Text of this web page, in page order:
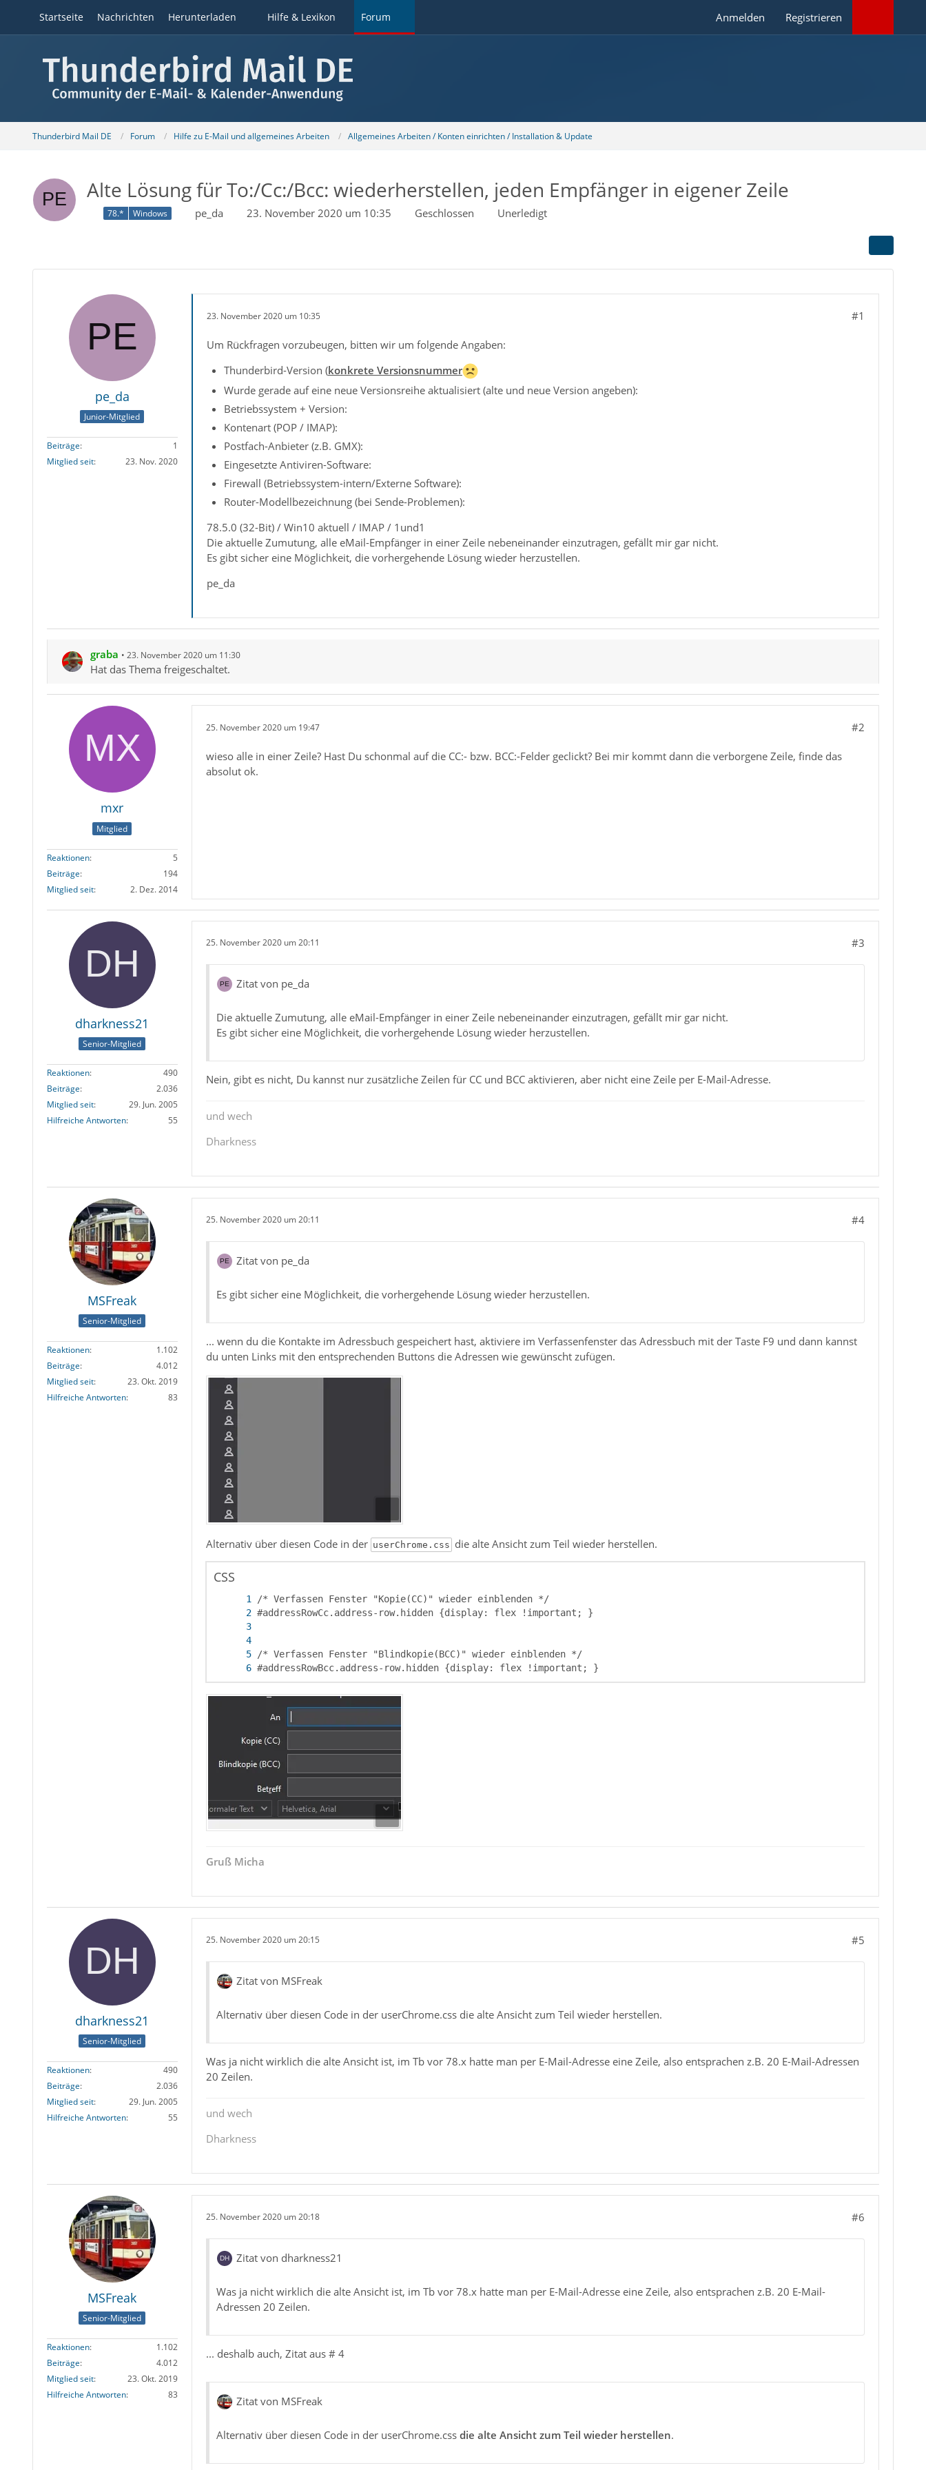
Startseite Nachrichten Herunterladen Hilfe & Lexikon Forum Anmelden Registrieren
Thunderbird Mail DE Forum Hilfe zu E-Mail und allgemeines Arbeiten Allgemeines Arbeiten / Konten einrichten / Installation & Update
Alte Lösung für To:/Cc:/Bcc: wiederherstellen, jeden Empfänger in eigener Zeile
78.* Windows pe_da 23. November 2020 um 10:35 Geschlossen Unerledigt
pe_da
Junior-Mitglied
Beiträge
1
Mitglied seit
23. Nov. 2020
23. November 2020 um 10:35 #1
Um Rückfragen vorzubeugen, bitten wir um folgende Angaben:
Thunderbird-Version (konkrete Versionsnummer
Wurde gerade auf eine neue Versionsreihe aktualisiert (alte und neue Version angeben):
Betriebssystem + Version:
Kontenart (POP / IMAP):
Postfach-Anbieter (z.B. GMX):
Eingesetzte Antiviren-Software:
Firewall (Betriebssystem-intern/Externe Software):
Router-Modellbezeichnung (bei Sende-Problemen):
78.5.0 (32-Bit) / Win10 aktuell / IMAP / 1und1
Die aktuelle Zumutung, alle eMail-Empfänger in einer Zeile nebeneinander einzutragen, gefällt mir gar nicht.
Es gibt sicher eine Möglichkeit, die vorhergehende Lösung wieder herzustellen.
pe_da
graba 23. November 2020 um 11:30
Hat das Thema freigeschaltet.
mxr
Mitglied
Reaktionen
5
Beiträge
194
Mitglied seit
2. Dez. 2014
25. November 2020 um 19:47 #2
wieso alle in einer Zeile? Hast Du schonmal auf die CC:- bzw. BCC:-Felder geclickt? Bei mir kommt dann die verborgene Zeile, finde das
absolut ok.
dharkness21
Senior-Mitglied
Reaktionen
490
Beiträge
2.036
Mitglied seit
29. Jun. 2005
Hilfreiche Antworten
55
25. November 2020 um 20:11 #3
Zitat von pe_da
Die aktuelle Zumutung, alle eMail-Empfänger in einer Zeile nebeneinander einzutragen, gefällt mir gar nicht.
Es gibt sicher eine Möglichkeit, die vorhergehende Lösung wieder herzustellen.
Nein, gibt es nicht, Du kannst nur zusätzliche Zeilen für CC und BCC aktivieren, aber nicht eine Zeile per E-Mail-Adresse.
und wech
Dharkness
MSFreak
Senior-Mitglied
Reaktionen
1.102
Beiträge
4.012
Mitglied seit
23. Okt. 2019
Hilfreiche Antworten
83
25. November 2020 um 20:11 #4
Zitat von pe_da
Es gibt sicher eine Möglichkeit, die vorhergehende Lösung wieder herzustellen.
... wenn du die Kontakte im Adressbuch gespeichert hast, aktiviere im Verfassenfenster das Adressbuch mit der Taste F9 und dann kannst
du unten Links mit den entsprechenden Buttons die Adressen wie gewünscht zufügen.
Alternativ über diesen Code in der userChrome.css die alte Ansicht zum Teil wieder herstellen.
CSS
/* Verfassen Fenster "Kopie(CC)" wieder einblenden */
/* Verfassen Fenster "Blindkopie(BCC)" wieder einblenden */
#addressRowBcc.address-row.hidden {display: flex !important; }
Gruß Micha
dharkness21
Senior-Mitglied
Reaktionen
490
Beiträge
2.036
Mitglied seit
29. Jun. 2005
Hilfreiche Antworten
55
25. November 2020 um 20:15 #5
Zitat von MSFreak
Alternativ über diesen Code in der userChrome.css die alte Ansicht zum Teil wieder herstellen.
Was ja nicht wirklich die alte Ansicht ist, im Tb vor 78.x hatte man per E-Mail-Adresse eine Zeile, also entsprachen z.B. 20 E-Mail-Adressen
20 Zeilen.
und wech
Dharkness
MSFreak
Senior-Mitglied
Reaktionen
1.102
Beiträge
4.012
Mitglied seit
23. Okt. 2019
Hilfreiche Antworten
83
25. November 2020 um 20:18 #6
Zitat von dharkness21
Was ja nicht wirklich die alte Ansicht ist, im Tb vor 78.x hatte man per E-Mail-Adresse eine Zeile, also entsprachen z.B. 20 E-Mail-
Adressen 20 Zeilen.
... deshalb auch, Zitat aus # 4
Zitat von MSFreak
Alternativ über diesen Code in der userChrome.css die alte Ansicht zum Teil wieder herstellen.